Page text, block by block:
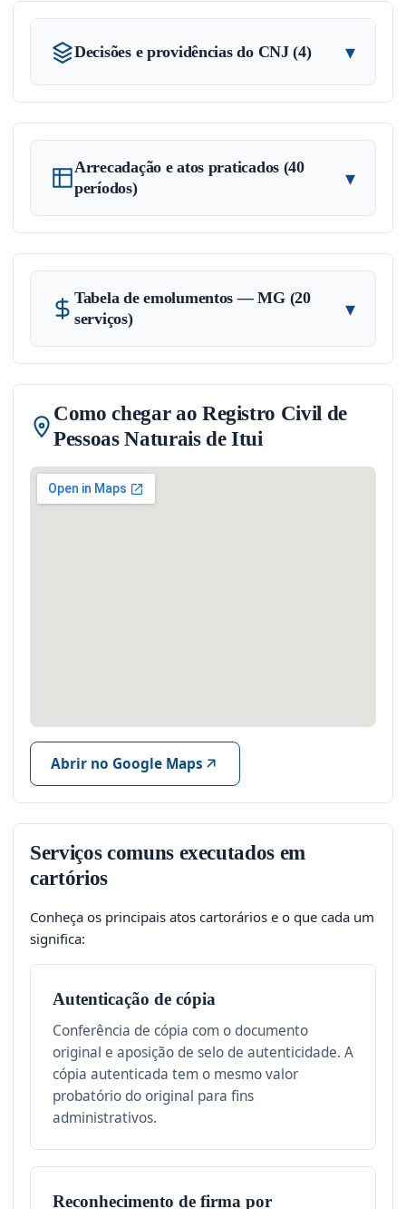
Decisões e providências do CNJ (4) ▾
Arrecadação e atos praticados (40
períodos)
▾
Tabela de emolumentos — MG (20
serviços)
▾
Como chegar ao Registro Civil de
Pessoas Naturais de Itui
Abrir no Google Maps
Serviços comuns executados em
cartórios
Conheça os principais atos cartorários e o que cada um
significa:
Autenticação de cópia
Conferência de cópia com o documento
original e aposição de selo de autenticidade. A
cópia autenticada tem o mesmo valor
probatório do original para fins
administrativos.
Reconhecimento de firma por